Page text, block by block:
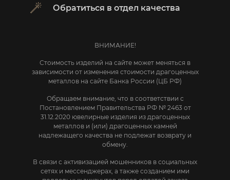
Обратиться в отдел качества
ВНИМАНИЕ!
Стоимость изделий на сайте может меняться в
зависимости от изменения стоимости драгоценных
металлов на сайте Банка России (ЦБ РФ)
Обращаем внимание, что в соответствии с
Постановлением Правительства РФ № 2463 от
31.12.2020 ювелирные изделия из драгоценных
металлов и (или) драгоценных камней
надлежащего качества не подлежат возврату и
обмену.
В связи с активизацией мошенников в социальных
сетях и мессенджерах, а также созданием ими